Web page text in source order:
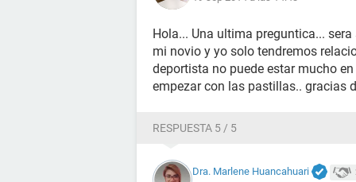
Hola... Una ultima preguntica...
mi novio y yo solo tendremos
deportista no puede estar mucho
empezar con las pastillas.. gracias
RESPUESTA 5 / 5
Dra. Marlene Huancahuari